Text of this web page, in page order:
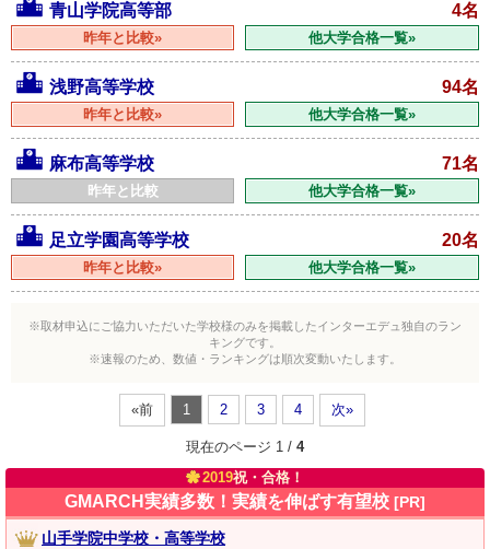
青山学院高等部 4名
昨年と比較» 他大学合格一覧»
浅野高等学校 94名
昨年と比較» 他大学合格一覧»
麻布高等学校 71名
昨年と比較 他大学合格一覧»
足立学園高等学校 20名
昨年と比較» 他大学合格一覧»
※取材申込にご協力いただいた学校様のみを掲載したインターエデュ独自のラン
キングです。
※速報のため、数値・ランキングは順次変動いたします。
«前 1 2 3 4 次»
現在のページ 1 / 4
2019祝・合格！
GMARCH実績多数！実績を伸ばす有望校 [PR]
山手学院中学校・高等学校